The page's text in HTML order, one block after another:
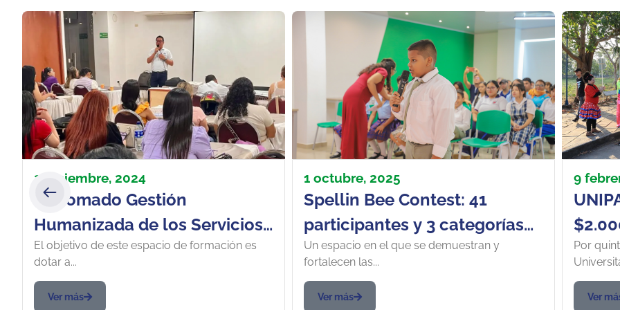
2 diciembre, 2024
Diplomado Gestión
Humanizada de los Servicios
de Salud
El objetivo de este espacio de formación es
dotar a...
Ver más
1 octubre, 2025
Spellin Bee Contest: 41
participantes y 3 categorías
donde se demostró el
Un espacio en el que se demuestran y
fortalecen las...
Ver más
9
Por
Ver